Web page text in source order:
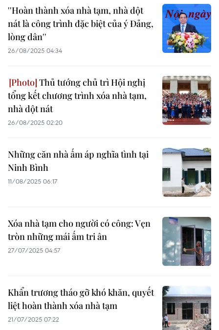
''Hoàn thành xóa nhà tạm, nhà dột
nát là công trình đặc biệt của ý Đảng,
lòng dân''
26/08/2025 04:34
Thủ tướng chủ trì Hội nghị
tổng kết chương trình xóa nhà tạm,
nhà dột nát
26/08/2025 02:20
Những căn nhà ấm áp nghĩa tình tại
Ninh Bình
11/08/2025 06:17
Xóa nhà tạm cho người có công: Vẹn
tròn những mái ấm tri ân
27/07/2025 04:57
Khẩn trương tháo gỡ khó khăn, quyết
liệt hoàn thành xóa nhà tạm
21/07/2025 07:22